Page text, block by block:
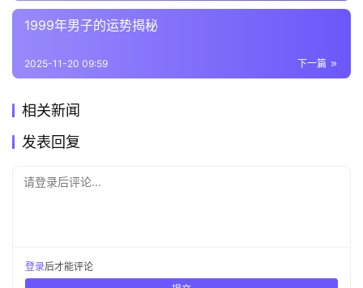
1999年男子的运势揭秘
下一篇
2025-11-20 09:59
相关新闻
发表回复
请登录后评论...
登录后才能评论